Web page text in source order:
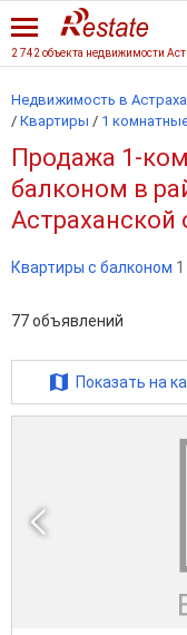
Недвижимость в
/ Квартиры / 1
Продажа 1-
балконом в
Астраханской
Квартиры с балконом 1
77объявлений
Показать на